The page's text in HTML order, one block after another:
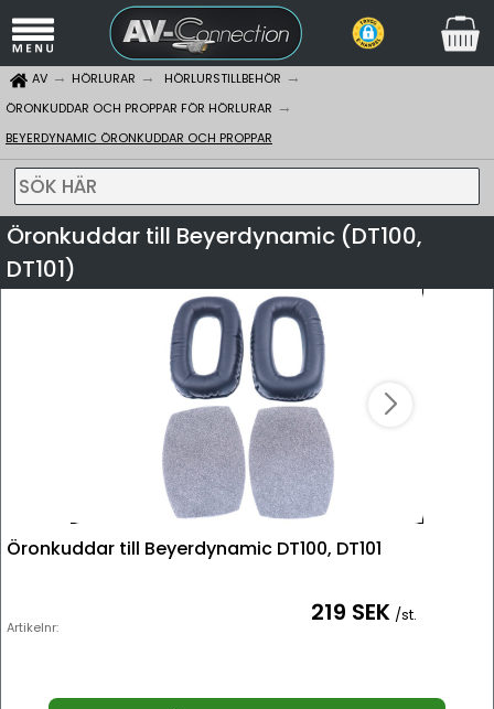
AV HÖRLURAR
HÖRLURSTILLBEHÖR
ÖRONKUDDAR OCH PROPPAR FÖR HÖRLURAR
BEYERDYNAMIC ÖRONKUDDAR OCH PROPPAR
SÖK HÄR
Öronkuddar till Beyerdynamic (DT100,
DT101)
Öronkuddar till Beyerdynamic DT100, DT101
Artikelnr: 219 SEK /st.